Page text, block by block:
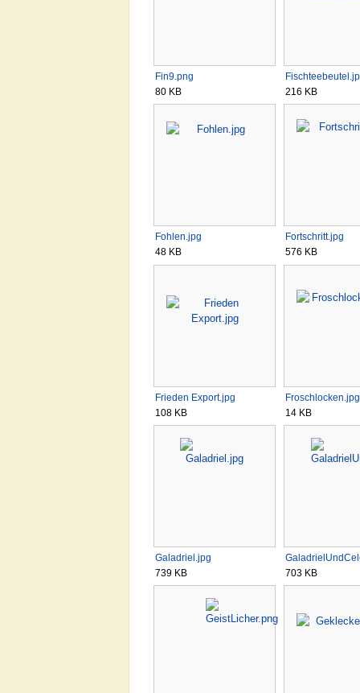
Fin9.png
80 KB
216 KB
Fohlen.jpg
48 KB
Fortschritt.jpg
576 KB
Frieden Export.jpg
108 KB
Froschlocken.jpg
14 KB
Galadriel.jpg
739 KB
703 KB